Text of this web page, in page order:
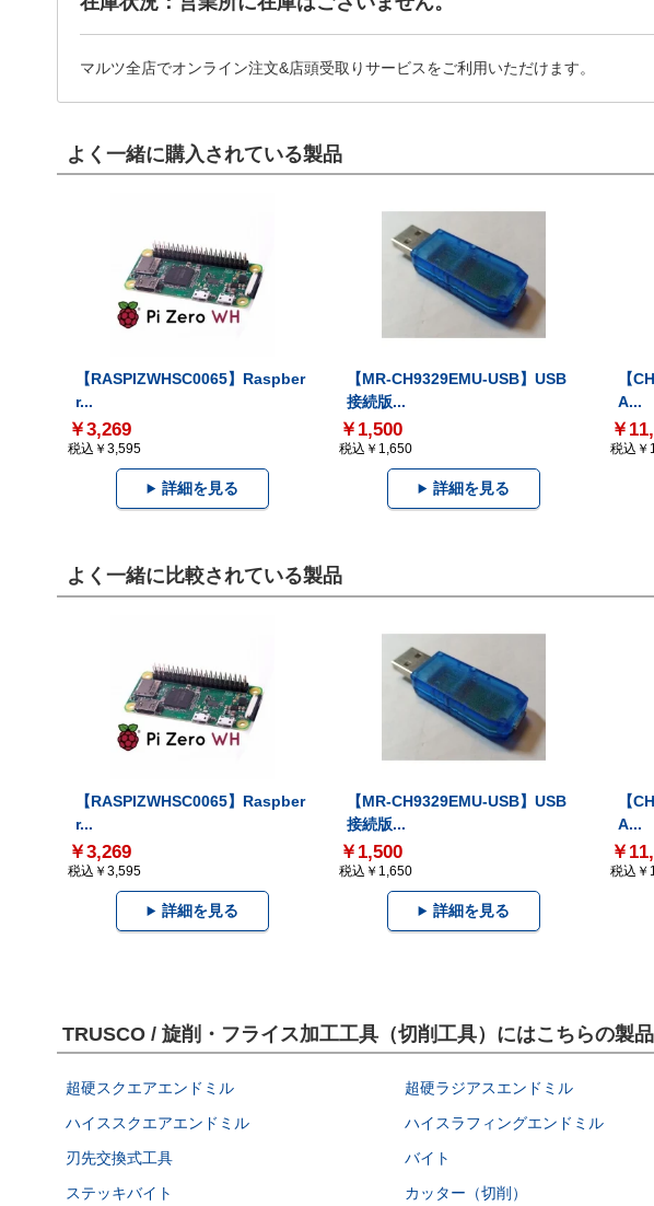
マルツ全店でオンライン注文&店頭受取りサービスをご利用いただけます。
よく一緒に購入されている製品
【RASPIZWHSC0065】Raspber
r...
￥3,269
税込￥3,595
詳細を見る
【MR-CH9329EMU-USB】USB
接続版...
￥1,500
税込￥1,650
詳細を見る
【
A...
￥
税込￥
よく一緒に比較されている製品
【RASPIZWHSC0065】Raspber
r...
￥3,269
税込￥3,595
詳細を見る
【MR-CH9329EMU-USB】USB
接続版...
￥1,500
税込￥1,650
詳細を見る
【
A...
￥
税込￥
TRUSCO / 旋削・フライス加工工具（切削工具）にはこちらの製品
超硬スクエアエンドミル 超硬ラジアスエンドミル
ハイススクエアエンドミル
ハイスラフィングエンドミル
刃先交換式工具
バイト
ステッキバイト
カッター（切削）